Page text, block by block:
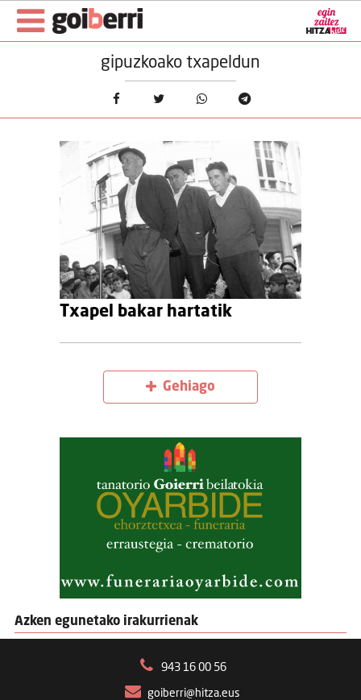
gipuzkoako txapeldun
Txapel bakar hartatik
Gehiago
Azken egunetako irakurrienak
943 16 00 56
goiberri@hitza.eus